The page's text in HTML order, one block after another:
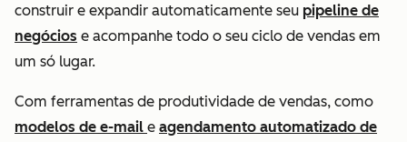
construir e expandir automaticamente seu pipeline de
negócios e acompanhe todo o seu ciclo de vendas em
um só lugar.
Com ferramentas de produtividade de vendas, como
modelos de e-mail e agendamento automatizado de